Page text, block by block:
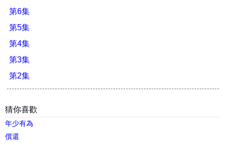
第6集
第5集
第4集
第3集
第2集
猜你喜歡
年少有為
償還